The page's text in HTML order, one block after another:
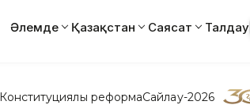
Әлемде Қазақстан Саясат Талдау
Конституциялық реформаСайлау-2026